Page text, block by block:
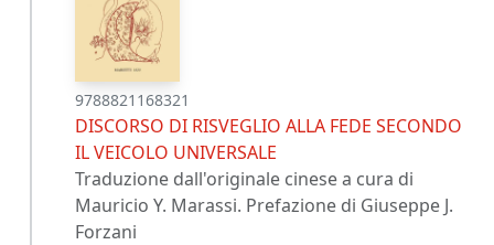
9788821168321
DISCORSO DI RISVEGLIO ALLA FEDE SECONDO
IL VEICOLO UNIVERSALE
Traduzione dall'originale cinese a cura di
Mauricio Y. Marassi. Prefazione di Giuseppe J.
Forzani